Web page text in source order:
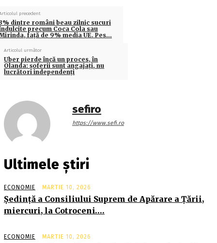
precedent
dintre români beau zilnic sucuri
precum Coca Cola sau
faţă de 9% media UE. Pes…
Articolul următor
Uber pierde încă un proces, în
Olanda: șoferii sunt angajați, nu
lucrători independenți
sefiro
https://www.sefi.ro
Ultimele știri
ECONOMIE MARTIE 10, 2026
Şedinţă a Consiliului Suprem de Apărare a Ţării,
miercuri, la Cotroceni….
ECONOMIE MARTIE 10, 2026